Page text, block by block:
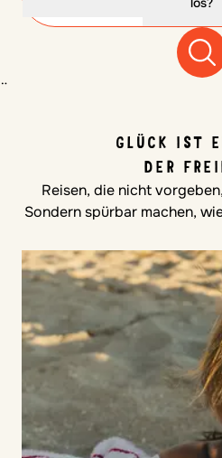
¨
GLÜCK IST
DER
Reisen, die nicht
Sondern spürbar machen,